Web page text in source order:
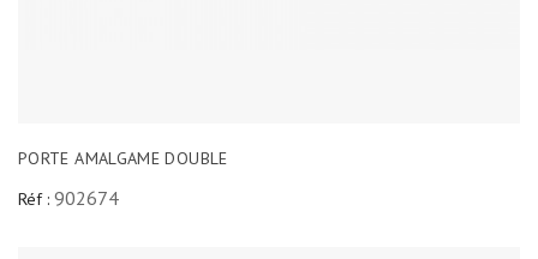
PORTE AMALGAME DOUBLE
Réf : 902674